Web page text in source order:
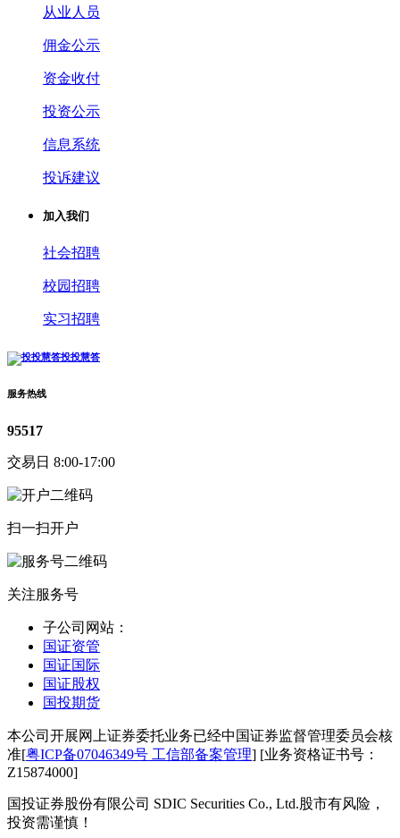
从业人员
佣金公示
资金收付
投资公示
信息系统
投诉建议
加入我们
社会招聘
校园招聘
实习招聘
投投慧答
服务热线
95517
交易日 8:00-17:00
扫一扫开户
关注服务号
子公司网站：
国证资管
国证国际
国证股权
国投期货
本公司开展网上证券委托业务已经中国证券监督管理委员会核
准[粤ICP备07046349号 工信部备案管理] [业务资格证书号：
Z15874000]
国投证券股份有限公司 SDIC Securities Co., Ltd.股市有风险，
投资需谨慎！